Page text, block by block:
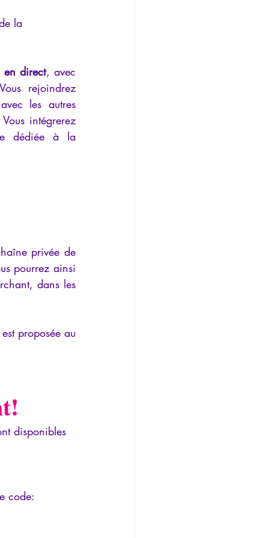
la
en direct, avec
rejoindrez
les autres
intégrerez
dédiée à la
privée de
pourrez ainsi
dans les
proposée au
disponibles
code: